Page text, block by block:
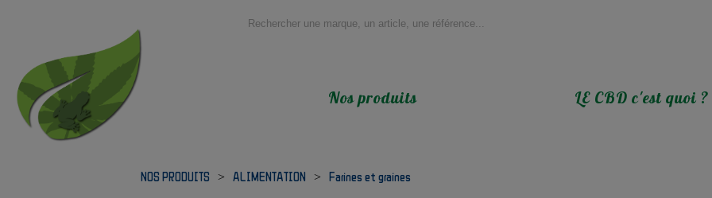
Nos produits LE CBD c'est quoi ?
NOS PRODUITS > ALIMENTATION > Farines et graines